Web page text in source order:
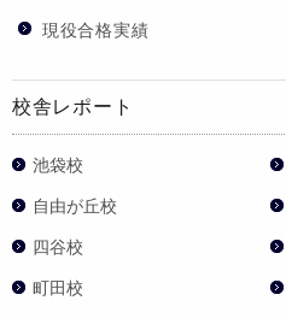
現役合格実績
校舎レポート
池袋校
自由が丘校
四谷校
町田校